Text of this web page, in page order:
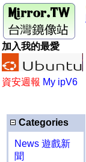
加入我的最愛
資安週報 My ipV6
Categories
News 遊戲新
聞